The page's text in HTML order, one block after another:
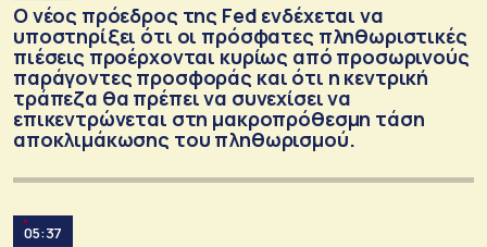
Ο νέος πρόεδρος της Fed ενδέχεται να
υποστηρίξει ότι οι πρόσφατες πληθωριστικές
πιέσεις προέρχονται κυρίως από προσωρινούς
παράγοντες προσφοράς και ότι η κεντρική
τράπεζα θα πρέπει να συνεχίσει να
επικεντρώνεται στη μακροπρόθεσμη τάση
αποκλιμάκωσης του πληθωρισμού.
05:37